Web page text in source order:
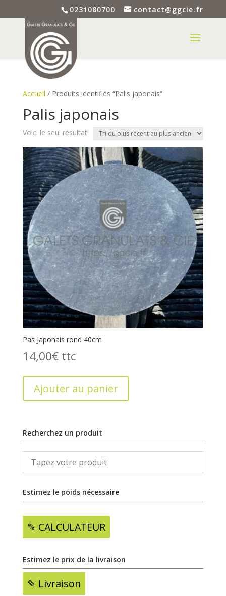
0231080700 contact@ggcie.fr
Accueil / Produits identifiés “Palis japonais”
Palis japonais
Voici le seul résultat
Pas Japonais rond 40cm
14,00€
Ajouter au panier
Recherchez un produit
Estimez le poids nécessaire
✎ CALCULATEUR
Estimez le prix de la livraison
✎ Livraison